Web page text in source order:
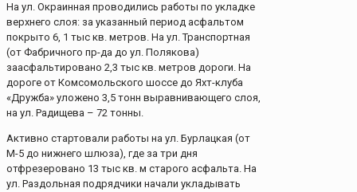
На ул. Окраинная проводились работы по укладке
верхнего слоя: за указанный период асфальтом
покрыто 6, 1 тыс кв. метров. На ул. Транспортная
(от Фабричного пр-да до ул. Полякова)
заасфальтировано 2,3 тыс кв. метров дороги. На
дороге от Комсомольского шоссе до Яхт-клуба
«Дружба» уложено 3,5 тонн выравнивающего слоя,
на ул. Радищева – 72 тонны.
Активно стартовали работы на ул. Бурлацкая (от
М-5 до нижнего шлюза), где за три дня
отфрезеровано 13 тыс кв. м старого асфальта. На
ул. Раздольная подрядчики начали укладывать